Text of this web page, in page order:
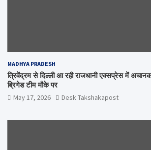
MADHYA PRADESH
त्रिवेंद्रम से दिल्ली आ रही राजधानी एक्सप्रेस में
ब्रिगेड टीम मौके पर
May 17, 2026 Desk Takshakapost